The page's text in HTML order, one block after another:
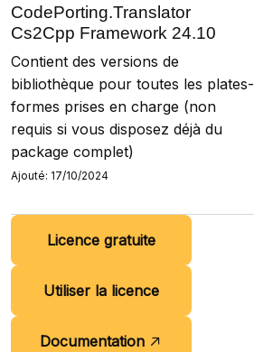
CodePorting.Translator
Cs2Cpp Framework 24.10
Contient des versions de
bibliothèque pour toutes les plates-
formes prises en charge (non
requis si vous disposez déjà du
package complet)
Ajouté: 17/10/2024
Licence gratuite
Utiliser la licence
Documentation